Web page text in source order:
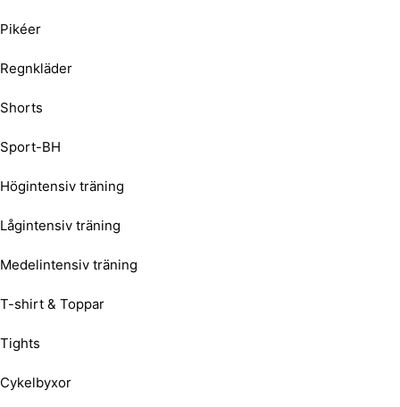
Pikéer
Regnkläder
Shorts
Sport-BH
Högintensiv träning
Lågintensiv träning
Medelintensiv träning
T-shirt & Toppar
Tights
Cykelbyxor